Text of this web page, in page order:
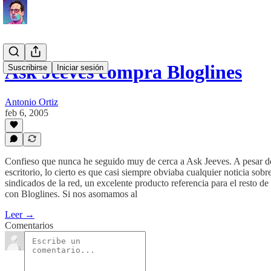
Suscribirse Iniciar sesión
Ask Jeeves compra Bloglines
Antonio Ortiz
feb 6, 2005
Confieso que nunca he seguido muy de cerca a Ask Jeeves. A
escritorio, lo cierto es que casi siempre obviaba cualquier noticia
sindicados de la red, un excelente producto referencia para el resto
con Bloglines. Si nos asomamos al
Leer →
Comentarios